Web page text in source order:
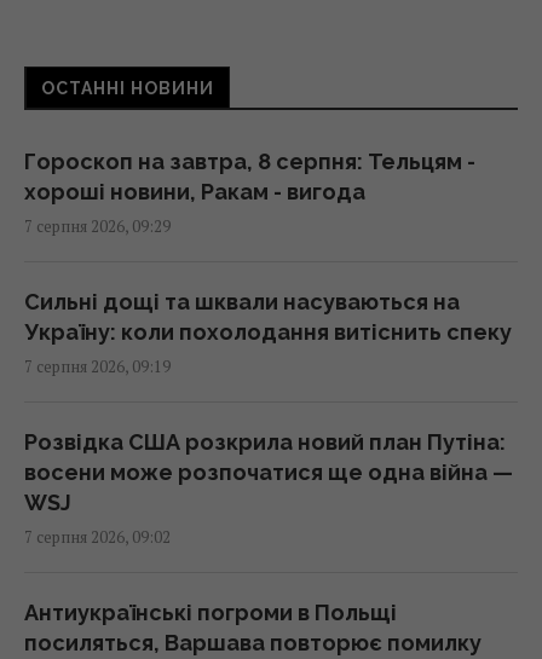
Порожні грядки в серпні - велика помилка:
09:00 п'ятниця, 07 серпня 2026
У ці дні серпня клювання не буде: що
09:00 п'ятниця, 07 серпня 2026
Що можна забрати з готельного номера, а
експертів
08:59 п'ятниця, 07 серпня 2026
Негода накриє пів України: синоптики
08:55 п'ятниця, 07 серпня 2026
ОСТАННІ НОВИНИ
Гороскоп на завтра, 8 серпня: Тельцям -
хороші новини, Ракам - вигода
7 серпня 2026, 09:29
Сильні дощі та шквали насуваються на
Україну: коли похолодання витіснить спеку
7 серпня 2026, 09:19
Розвідка США розкрила новий план Путіна:
восени може розпочатися ще одна війна —
WSJ
7 серпня 2026, 09:02
Антиукраїнські погроми в Польщі
посиляться, Варшава повторює помилку